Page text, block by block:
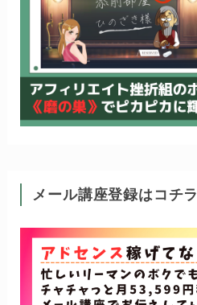
メール講座登録はコチラ